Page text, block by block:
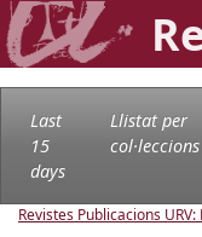
Last
15
days
Llistat per
col·leccions
Revistes Publicacions